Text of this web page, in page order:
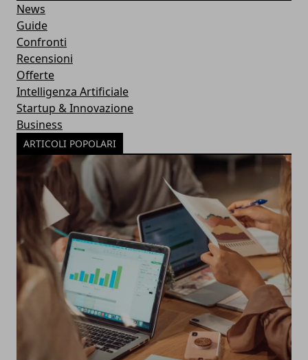
News
Guide
Confronti
Recensioni
Offerte
Intelligenza Artificiale
Startup & Innovazione
Business
ARTICOLI POPOLARI